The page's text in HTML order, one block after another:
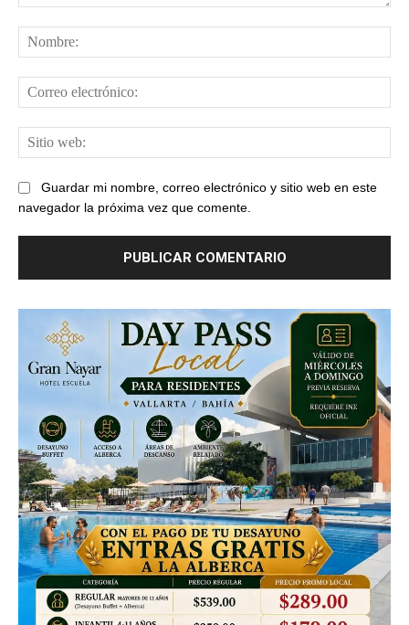
Guardar mi nombre, correo electrónico y sitio web en este
navegador la próxima vez que comente.